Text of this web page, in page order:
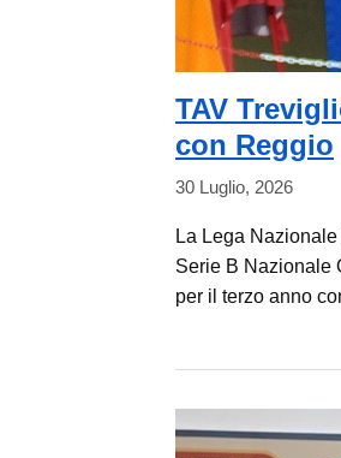
TAV
con Reggio
30 Luglio, 2026
La Lega
Serie B Nazionale
per il terzo anno